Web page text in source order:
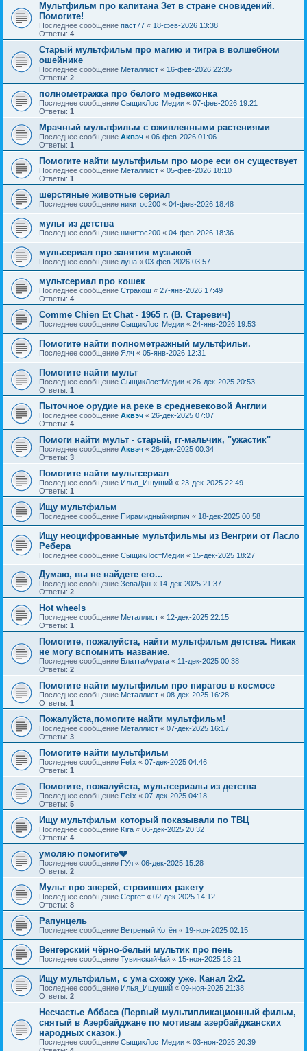
Мультфильм про капитана Зет в стране сновидений.
Помогите!
Последнее сообщение паст77 « 18-фев-2026 13:38
Ответы: 4
Старый мультфильм про магию и тигра в волшебном
ошейнике
Последнее сообщение Металлист « 16-фев-2026 22:35
Ответы: 2
полнометражка про белого медвежонка
Последнее сообщение СыщикЛостМедии « 07-фев-2026 19:21
Ответы: 1
Мрачный мультфильм с оживленными растениями
Последнее сообщение Аквэч « 06-фев-2026 01:06
Ответы: 1
Помогите найти мультфильм про море еси он существует
Последнее сообщение Металлист « 05-фев-2026 18:10
Ответы: 1
шерстяные животные сериал
Последнее сообщение никитос200 « 04-фев-2026 18:48
мульт из детства
Последнее сообщение никитос200 « 04-фев-2026 18:36
мульсериал про занятия музыкой
Последнее сообщение луна « 03-фев-2026 03:57
мультсериал про кошек
Последнее сообщение Стракош « 27-янв-2026 17:49
Ответы: 4
Comme Chien Et Chat - 1965 г. (В. Старевич)
Последнее сообщение СыщикЛостМедии « 24-янв-2026 19:53
Помогите найти полнометражный мультфильи.
Последнее сообщение Ялч « 05-янв-2026 12:31
Помогите найти мульт
Последнее сообщение СыщикЛостМедии « 26-дек-2025 20:53
Ответы: 1
Пыточное орудие на реке в средневековой Англии
Последнее сообщение Аквэч « 26-дек-2025 07:07
Ответы: 4
Помоги найти мульт - старый, гг-мальчик, "ужастик"
Последнее сообщение Аквэч « 26-дек-2025 00:34
Ответы: 3
Помогите найти мультсериал
Последнее сообщение Илья_Ищущий « 23-дек-2025 22:49
Ответы: 1
Ищу мультфильм
Последнее сообщение Пирамидныйкирпич « 18-дек-2025 00:58
Ищу неоцифрованные мультфильмы из Венгрии от Ласло
Ребера
Последнее сообщение СыщикЛостМедии « 15-дек-2025 18:27
Думаю, вы не найдете его...
Последнее сообщение ЗеваДан « 14-дек-2025 21:37
Ответы: 2
Hot wheels
Последнее сообщение Металлист « 12-дек-2025 22:15
Ответы: 1
Помогите, пожалуйста, найти мультфильм детства. Никак
не могу вспомнить название.
Последнее сообщение БлаттаАурата « 11-дек-2025 00:38
Ответы: 2
Помогите найти мультфильм про пиратов в космосе
Последнее сообщение Металлист « 08-дек-2025 16:28
Ответы: 1
Пожалуйста,помогите найти мультфильм!
Последнее сообщение Металлист « 07-дек-2025 16:17
Ответы: 3
Помогите найти мультфильм
Последнее сообщение Felix « 07-дек-2025 04:46
Ответы: 1
Помогите, пожалуйста, мультсериалы из детства
Последнее сообщение Felix « 07-дек-2025 04:18
Ответы: 5
Ищу мультфильм который показывали по ТВЦ
Последнее сообщение Kira « 06-дек-2025 20:32
Ответы: 4
умоляю помогите💔
Последнее сообщение ГУл « 06-дек-2025 15:28
Ответы: 2
Мульт про зверей, строивших ракету
Последнее сообщение Сергет « 02-дек-2025 14:12
Ответы: 8
Рапунцель
Последнее сообщение Ветреный Котён « 19-ноя-2025 02:15
Венгерский чёрно-белый мультик про пень
Последнее сообщение ТувинскийЧай « 15-ноя-2025 18:21
Ищу мультфильм, с ума схожу уже. Канал 2х2.
Последнее сообщение Илья_Ищущий « 09-ноя-2025 21:38
Ответы: 2
Несчастье Аббаса (Первый мультипликационный фильм,
снятый в Азербайджане по мотивам азербайджанских
народных сказок.)
Последнее сообщение СыщикЛостМедии « 03-ноя-2025 20:39